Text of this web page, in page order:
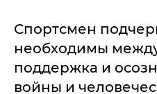
Спортсмен
необходимы
поддержка и
войны и